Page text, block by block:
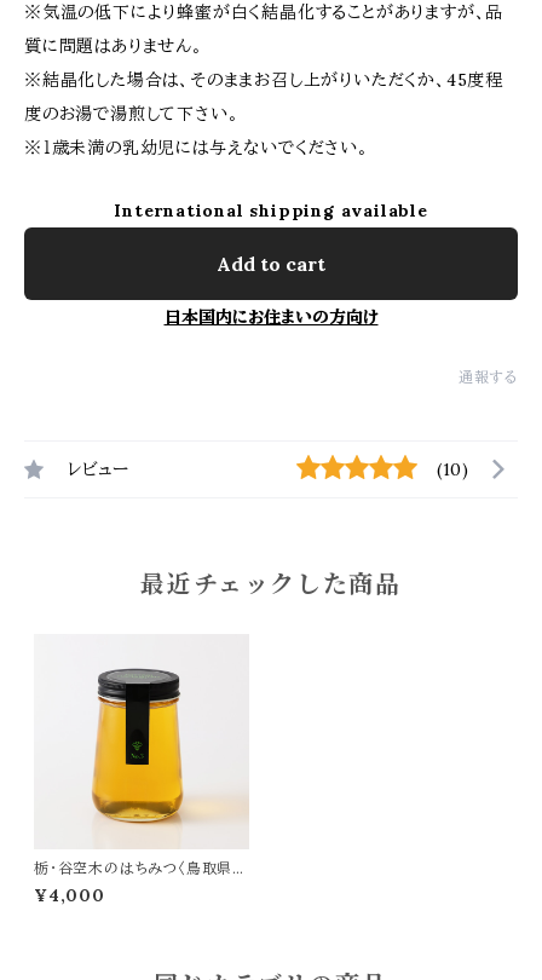
※気温の低下により蜂蜜が白く結晶化することがありますが、品
質に問題はありません。
※結晶化した場合は、そのままお召し上がりいただくか、45度程
度のお湯で湯煎して下さい。
※１歳未満の乳幼児には与えないでください。
International shipping available
Add to cart
日本国内にお住まいの方向け
通報する
レビュー (10)
最近チェックした商品
栃・谷空木のはちみつ〈鳥取県産
生はちみつ〉480g
¥4,000